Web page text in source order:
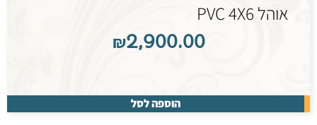
אוהל PVC 4X6
₪2,900.00
הוספה לסל